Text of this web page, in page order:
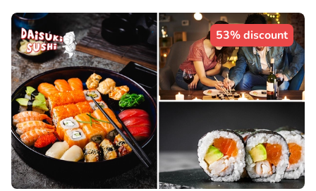
53% discount